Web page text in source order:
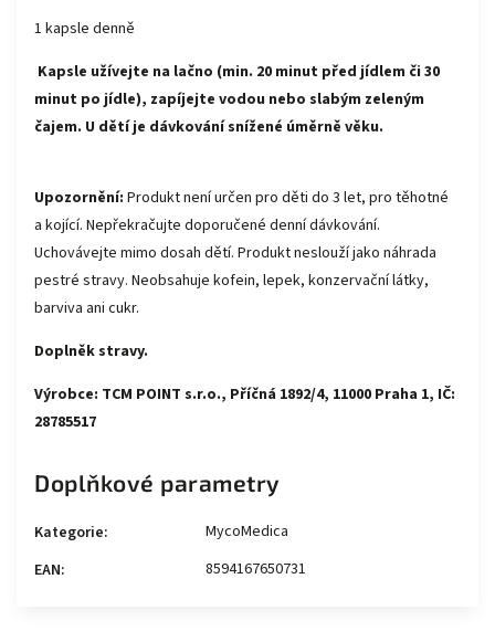
1 kapsle denně
Kapsle užívejte na lačno (min. 20 minut před jídlem či 30
minut po jídle), zapíjejte vodou nebo slabým zeleným
čajem. U dětí je dávkování snížené úměrně věku.
Upozornění: Produkt není určen pro děti do 3 let, pro těhotné
a kojící. Nepřekračujte doporučené denní dávkování.
Uchovávejte mimo dosah dětí. Produkt neslouží jako náhrada
pestré stravy. Neobsahuje kofein, lepek, konzervační látky,
barviva ani cukr.
Doplněk stravy.
Výrobce: TCM POINT s.r.o., Příčná 1892/4, 11000 Praha 1, IČ:
28785517
Doplňkové parametry
Kategorie:
MycoMedica
EAN: 8594167650731